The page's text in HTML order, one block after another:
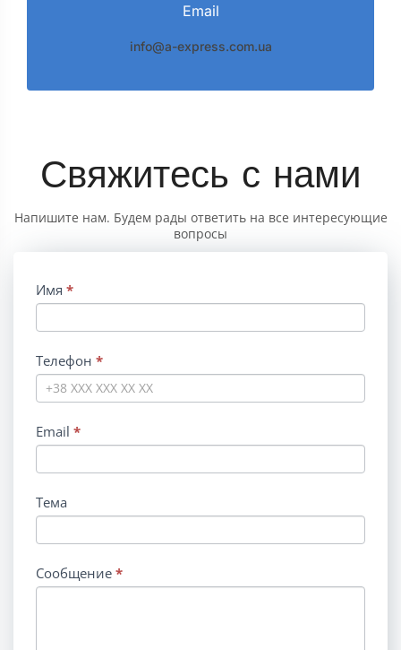
Email
info@a-express.com.ua
Свяжитесь с нами
Напишите нам. Будем рады ответить на все интересующие
вопросы
Contact
Us
Имя *
Телефон *
Email *
Тема
Сообщение *